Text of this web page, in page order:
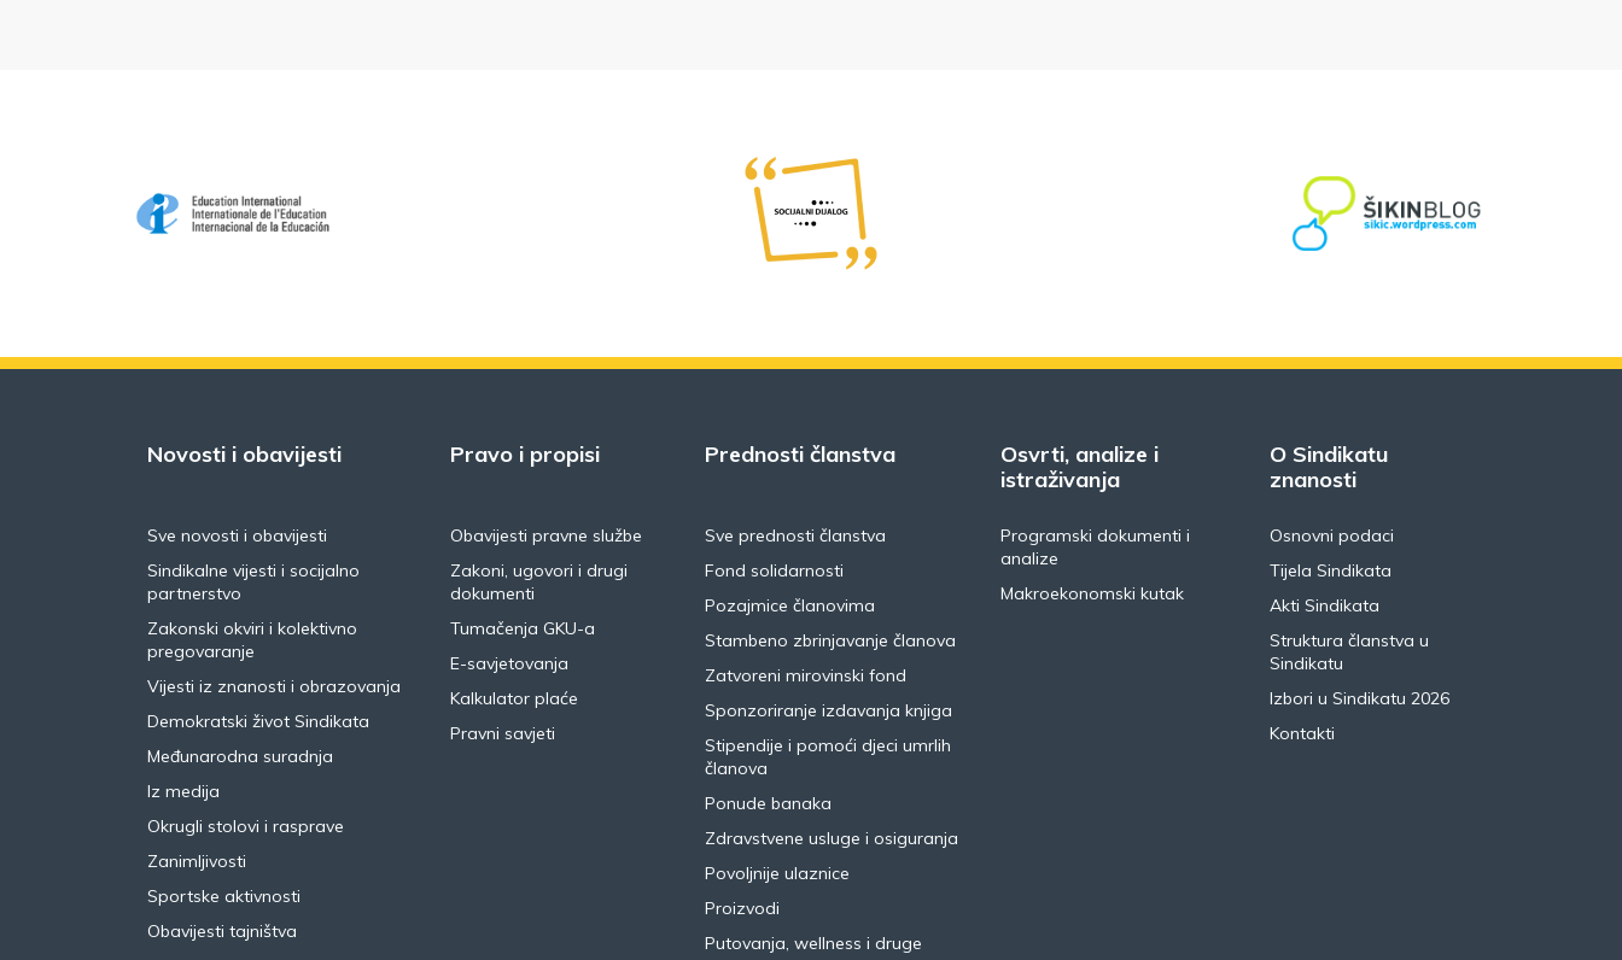
Novosti i obavijesti
Sve novosti i obavijesti
Sindikalne vijesti i socijalno
partnerstvo
Zakonski okviri i kolektivno
pregovaranje
Vijesti iz znanosti i obrazovanja
Demokratski život Sindikata
Međunarodna suradnja
Iz medija
Okrugli stolovi i rasprave
Zanimljivosti
Sportske aktivnosti
Obavijesti tajništva
Pravo i propisi
Obavijesti pravne službe
Zakoni, ugovori i drugi
dokumenti
Tumačenja GKU-a
E-savjetovanja
Kalkulator plaće
Pravni savjeti
Prednosti članstva
Sve prednosti članstva
Fond solidarnosti
Pozajmice članovima
Stambeno zbrinjavanje članova
Zatvoreni mirovinski fond
Sponzoriranje izdavanja knjiga
Stipendije i pomoći djeci umrlih
članova
Ponude banaka
Zdravstvene usluge i osiguranja
Povoljnije ulaznice
Proizvodi
Putovanja, wellness i druge
Osvrti, analize i
istraživanja
Programski dokumenti i
analize
Makroekonomski kutak
O Sindikatu
znanosti
Osnovni podaci
Tijela Sindikata
Akti Sindikata
Struktura članstva u
Sindikatu
Izbori u Sindikatu 2026
Kontakti